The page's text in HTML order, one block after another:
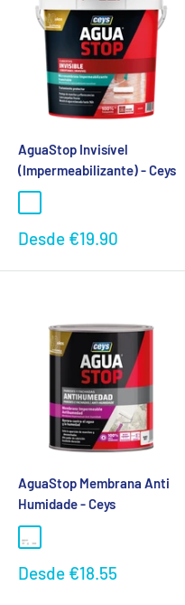
AguaStop Invisível
(Impermeabilizante) - Ceys
Preço
Desde €19.90
AguaStop Membrana Anti
Humidade - Ceys
Preço
Desde €18.55